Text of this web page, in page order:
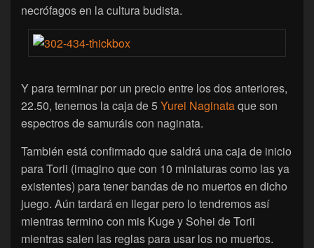
necrófagos en la cultura budista.
Y para terminar por un precio entre los dos anteriores,
22.50, tenemos la caja de 5Yurei Naginataque son
espectros de samuráis con naginata.
También está confirmado que saldrá una caja de inicio
para Torii (imagino que con 10 miniaturas como las ya
existentes) para tener bandas de no muertos en dicho
juego. Aún tardará en llegar pero lo tendremos así
mientras termino con mis Kuge y Sohei de Torii
mientras salen las reglas para usar los no muertos.